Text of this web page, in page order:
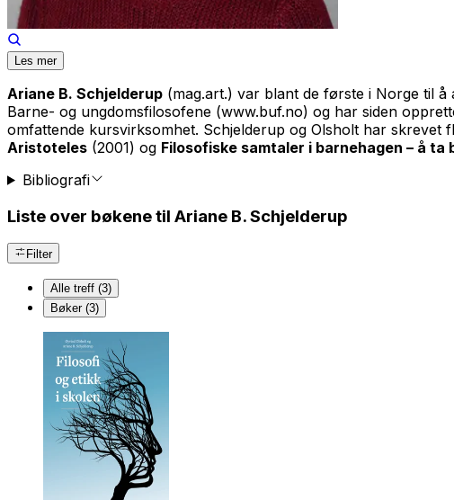
Les mer
Ariane B. Schjelderup (mag.art.) var blant de første i Norge til
Barne- og ungdomsfilosofene (www.buf.no) og har siden
omfattende kursvirksomhet. Schjelderup og Olsholt har skrevet
Aristoteles (2001) og Filosofiske samtaler i barnehagen – å ta
Bibliografi
Liste over bøkene til Ariane B. Schjelderup
Filter
Alle treff (3)
Bøker (3)